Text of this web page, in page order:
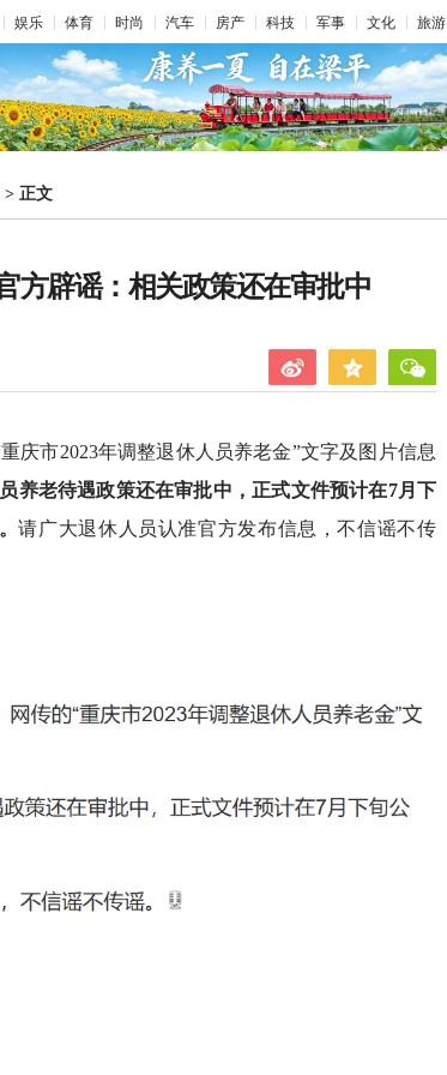
娱乐 体育 时尚 汽车 房产 科技 军事 文化 旅游
> 正文
方辟谣：相关政策还在审批中
庆市2023年调整退休人员养老金”文字及图片信息
养老待遇政策还在审批中，正式文件预计在7月下
请广大退休人员认准官方发布信息，不信谣不传